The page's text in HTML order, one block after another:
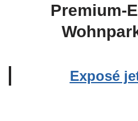
Premium-
Exposé